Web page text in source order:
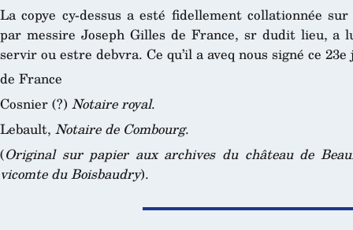
La copye cy-dessus a esté fidellement collationnée
par messire Joseph Gilles de France, sr dudit lieu, a
servir ou estre debvra. Ce qu’il a aveq nous signé ce 23e
de France
Cosnier (?) Notaire royal.
Lebault, Notaire de Combourg.
(Original sur papier aux archives du château de
vicomte du Boisbaudry).